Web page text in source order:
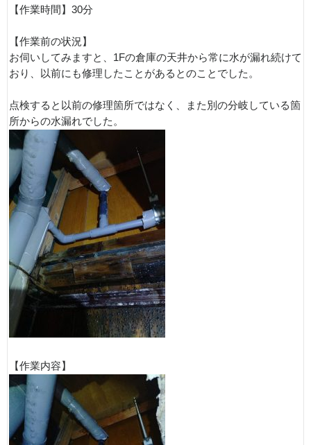
【作業時間】30分
【作業前の状況】
お伺いしてみますと、1Fの倉庫の天井から常に水が漏れ続けて
おり、以前にも修理したことがあるとのことでした。
点検すると以前の修理箇所ではなく、また別の分岐している箇
所からの水漏れでした。
【作業内容】